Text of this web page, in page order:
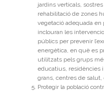
jardins verticals,
rehabilitació de zones
vegetació adequada en
inclouran les
públics per prevenir
energètica, en què es
utilitzats pels grups
educatius, residències
grans, centres de salut,
Protegir la població